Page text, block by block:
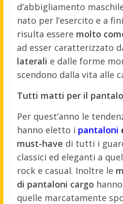
d’abbigliamento
nato per l’esercito e a
risulta essere molto
ad esser caratterizzato
laterali e dalle forme
scendono dalla vita alle
Tutti matti per il
Per quest’anno le
hanno eletto i pantaloni
must-have di tutti i
classici ed eleganti a
rock e casual. Inoltre le
di pantaloni cargo
quelle marcatamente